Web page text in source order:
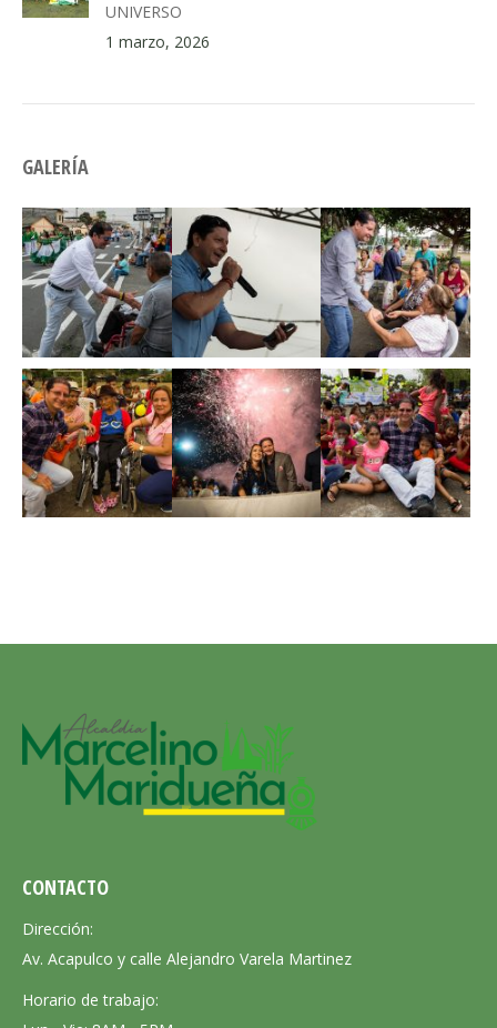
UNIVERSO
1 marzo, 2026
GALERÍA
CONTACTO
Dirección:
Av. Acapulco y calle Alejandro Varela Martinez
Horario de trabajo: